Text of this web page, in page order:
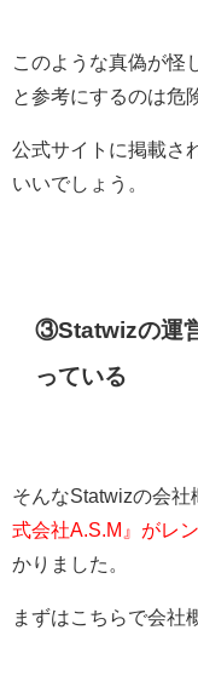
このような真偽が怪
と参考にするのは危
公式サイトに掲載さ
いいでしょう。
③Statwizの運
っている
そんなStatwizの会
式会社A.S.M』がレ
かりました。
まずはこちらで会社